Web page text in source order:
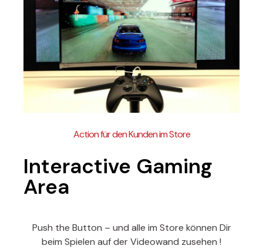
Action für den Kunden im Store
Interactive Gaming
Area
Push the Button – und alle im Store können Dir
beim Spielen auf der Videowand zusehen !